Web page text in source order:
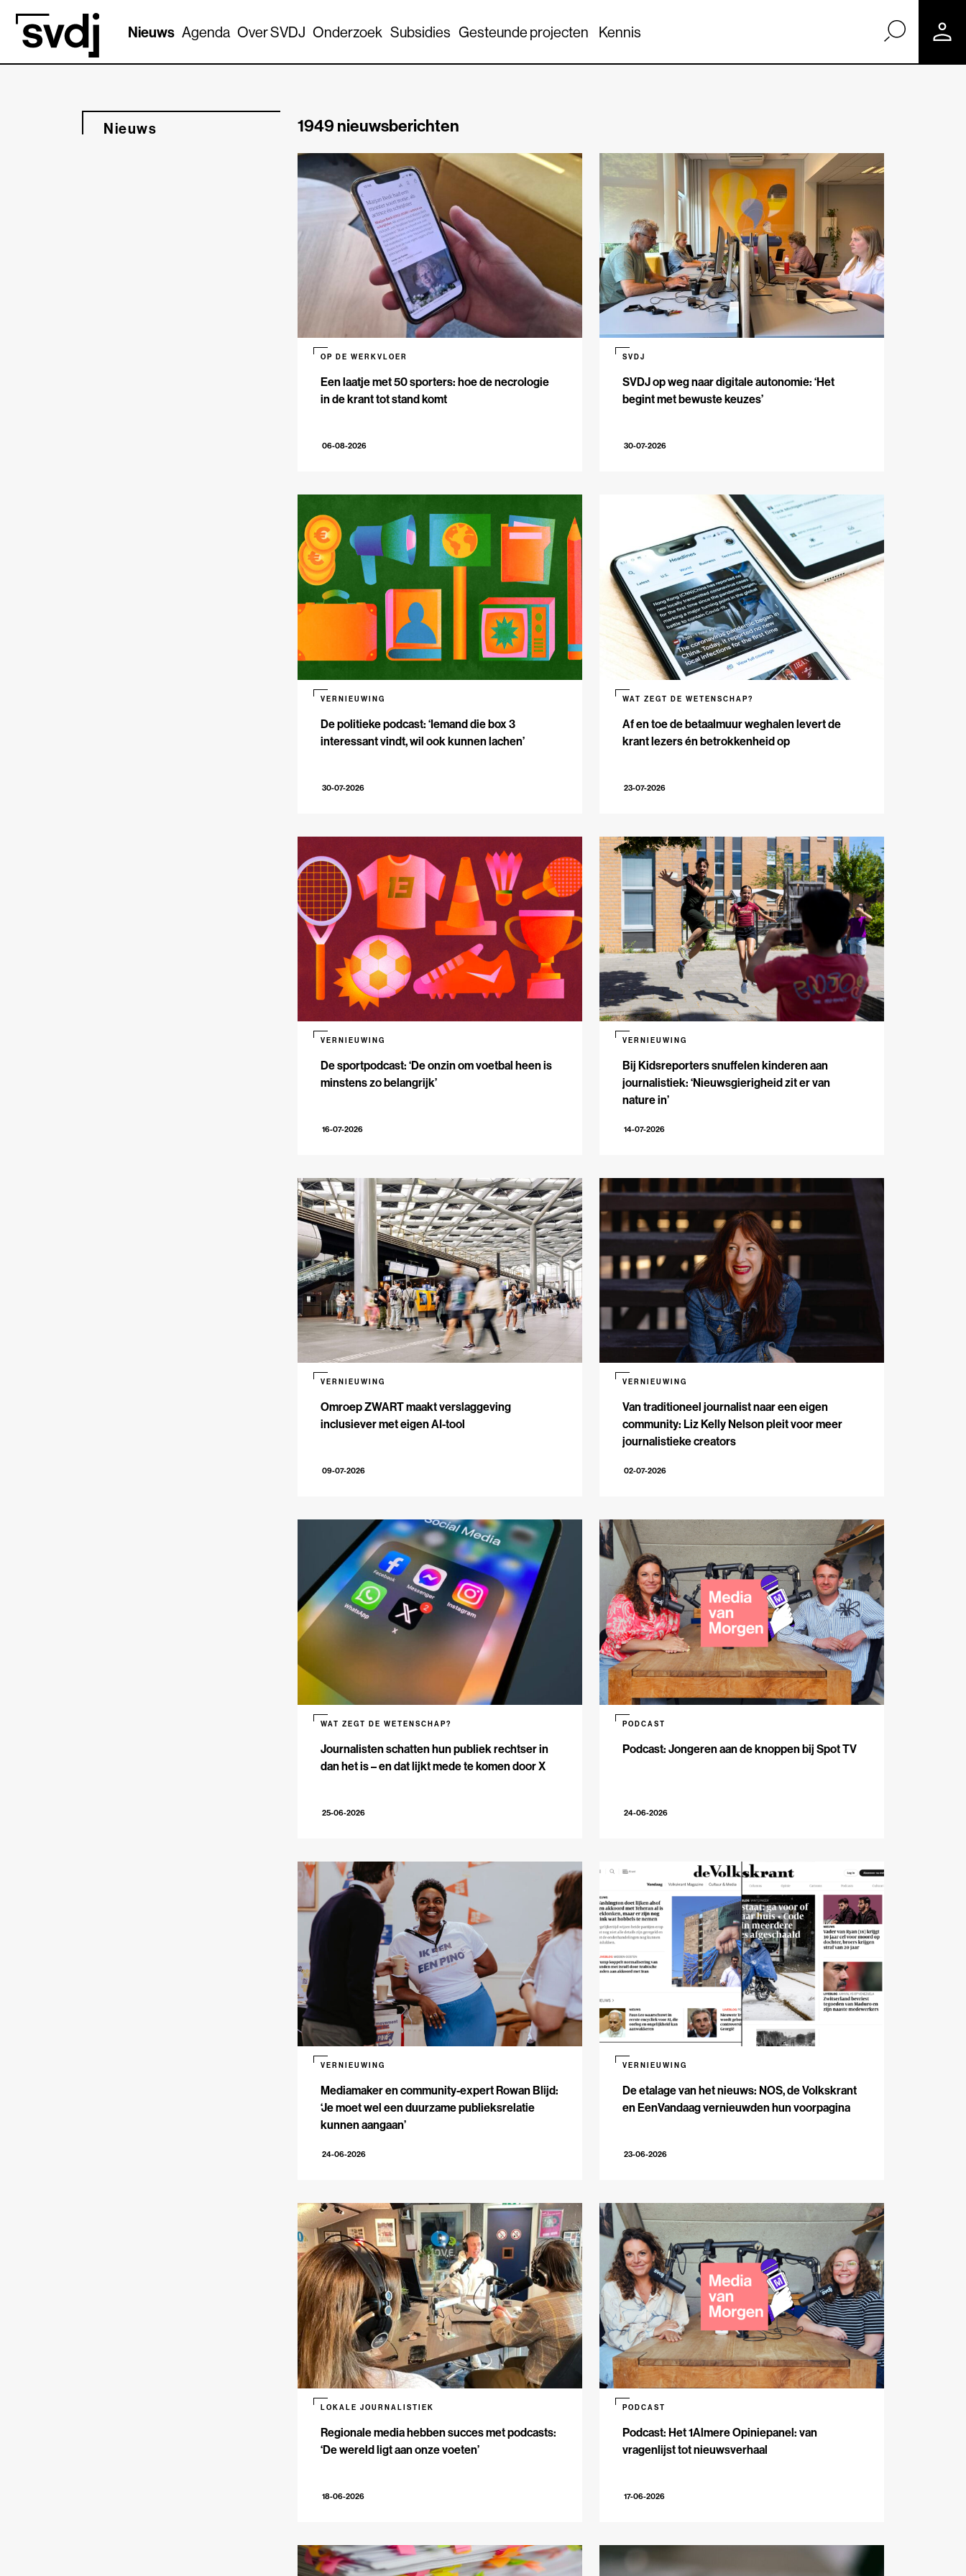
Naar hoofdinhoud
Nieuws Agenda Over SVDJ Onderzoek Subsidies Gesteunde projecten Kennis
Nieuws 1949 nieuwsberichten
Een laatje met 50 sporters: hoe de necrologie
in de krant tot stand komt
OP DE WERKVLOER
06-08-2026
SVDJ op weg naar digitale autonomie: ‘Het
begint met bewuste keuzes’
SVDJ
30-07-2026
De politieke podcast: ‘Iemand die box 3
interessant vindt, wil ook kunnen lachen’
VERNIEUWING
30-07-2026
Af en toe de betaalmuur weghalen levert de
krant lezers én betrokkenheid op
WAT ZEGT DE WETENSCHAP?
23-07-2026
De sportpodcast: ‘De onzin om voetbal heen is
minstens zo belangrijk’
VERNIEUWING
16-07-2026
Bij Kidsreporters snuffelen kinderen aan
journalistiek: ‘Nieuwsgierigheid zit er van
nature in’
VERNIEUWING
14-07-2026
Omroep ZWART maakt verslaggeving
inclusiever met eigen AI-tool
VERNIEUWING
09-07-2026
Van traditioneel journalist naar een eigen
community: Liz Kelly Nelson pleit voor meer
journalistieke creators
VERNIEUWING
02-07-2026
Journalisten schatten hun publiek rechtser in
dan het is – en dat lijkt mede te komen door X
WAT ZEGT DE WETENSCHAP?
25-06-2026
Podcast: Jongeren aan de knoppen bij Spot TV
PODCAST
24-06-2026
Mediamaker en community-expert Rowan Blijd:
‘Je moet wel een duurzame publieksrelatie
kunnen aangaan’
VERNIEUWING
24-06-2026
De etalage van het nieuws: NOS, de Volkskrant
en EenVandaag vernieuwden hun voorpagina
VERNIEUWING
23-06-2026
Regionale media hebben succes met podcasts:
‘De wereld ligt aan onze voeten’
LOKALE JOURNALISTIEK
18-06-2026
Podcast: Het 1Almere Opiniepanel: van
vragenlijst tot nieuwsverhaal
PODCAST
17-06-2026